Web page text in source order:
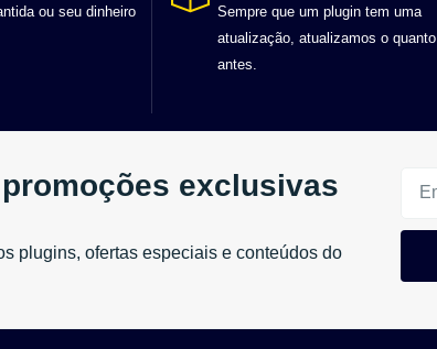
ou seu dinheiro
Sempre que um plugin tem uma
atualização, atualizamos o quanto
antes.
exclusivas
plugins, ofertas especiais e conteúdos do